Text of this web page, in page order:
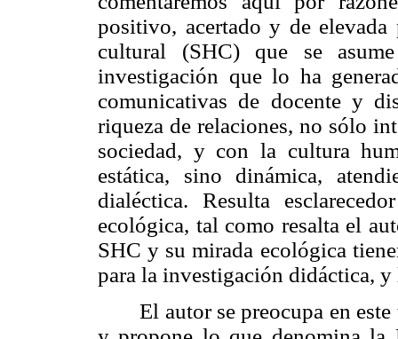
positivo, acertado y de
cultural (SHC) que se
investigación que lo ha
comunicativas de docente y
riqueza de relaciones, no sólo
sociedad, y con la cultura
estática, sino dinámica,
dialéctica. Resulta
ecológica, tal como resalta el
SHC y su mirada ecológica
para la investigación didáctica,
El autor se preocupa en